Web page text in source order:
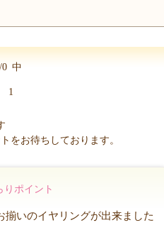
0 中
1
をお待ちしております。
りポイント
揃いのイヤリングが出来ました